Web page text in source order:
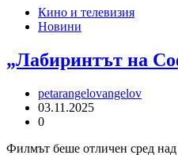
Кино и телевизия
Новини
„Лабиринтът на
petarangelovangelov
03.11.2025
0
Филмът беше отличен сред